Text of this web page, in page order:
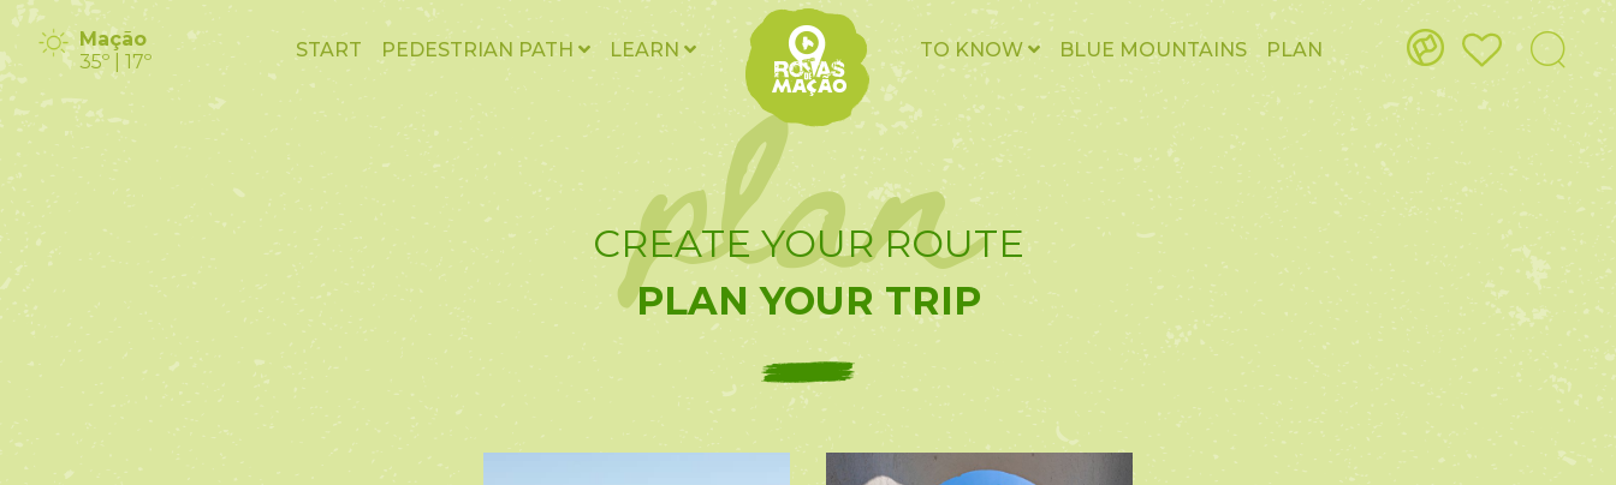
Mação
35º | 17º
START PEDESTRIAN PATH LEARN TO KNOW BLUE MOUNTAINS PLAN
plan
CREATE YOUR ROUTE
PLAN YOUR TRIP